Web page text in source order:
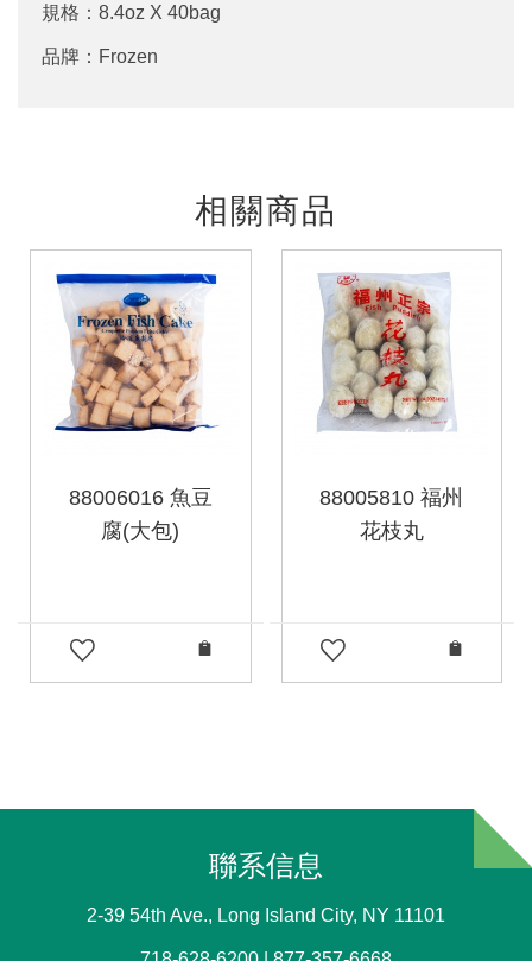
規格：8.4oz X 40bag
品牌：Frozen
相關商品
88006016 魚豆
腐(大包)
88005810 福州
花枝丸
聯系信息
2-39 54th Ave., Long Island City, NY 11101